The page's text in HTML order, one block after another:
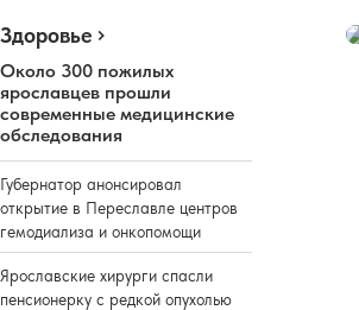
Здоровье
Около 300 пожилых
ярославцев прошли
современные медицинские
обследования
Губернатор анонсировал
открытие в Переславле центров
гемодиализа и онкопомощи
Ярославские хирурги спасли
пенсионерку с редкой опухолью